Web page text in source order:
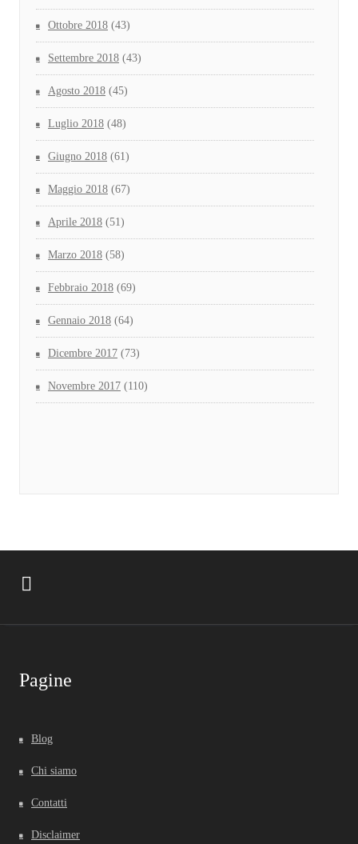
Ottobre 2018 (43)
Settembre 2018 (43)
Agosto 2018 (45)
Luglio 2018 (48)
Giugno 2018 (61)
Maggio 2018 (67)
Aprile 2018 (51)
Marzo 2018 (58)
Febbraio 2018 (69)
Gennaio 2018 (64)
Dicembre 2017 (73)
Novembre 2017 (110)
Pagine
Blog
Chi siamo
Contatti
Disclaimer